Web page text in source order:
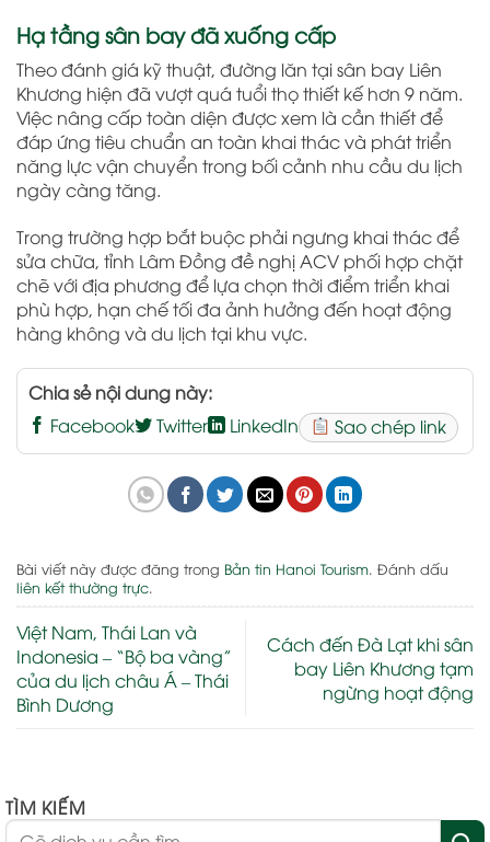
Hạ tầng sân bay đã xuống cấp
Theo đánh giá kỹ thuật, đường lăn tại sân bay Liên
Khương hiện đã vượt quá tuổi thọ thiết kế hơn 9 năm.
Việc nâng cấp toàn diện được xem là cần thiết để
đáp ứng tiêu chuẩn an toàn khai thác và phát triển
năng lực vận chuyển trong bối cảnh nhu cầu du lịch
ngày càng tăng.
Trong trường hợp bắt buộc phải ngưng khai thác để
sửa chữa, tỉnh Lâm Đồng đề nghị ACV phối hợp chặt
chẽ với địa phương để lựa chọn thời điểm triển khai
phù hợp, hạn chế tối đa ảnh hưởng đến hoạt động
hàng không và du lịch tại khu vực.
Chia sẻ nội dung này:
Facebook
Twitter LinkedIn Sao chép link
Bài viết này được đăng trong Bản tin Hanoi Tourism. Đánh dấu
liên kết thường trực.
Việt Nam, Thái Lan và
Indonesia – “Bộ ba vàng”
của du lịch châu Á – Thái
Bình Dương
Cách đến Đà Lạt khi sân
bay Liên Khương tạm
ngừng hoạt động
TÌM KIẾM